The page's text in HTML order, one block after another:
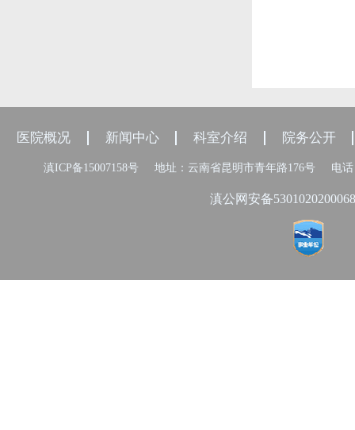
医院概况 新闻中心 科室介绍 院务公开
滇ICP备15007158号 地址：云南省昆明市青年路176号 电话
滇公网安备